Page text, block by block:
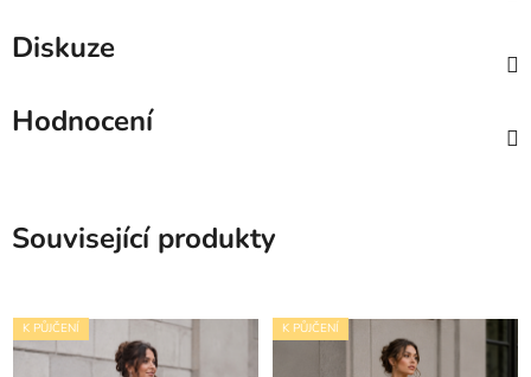
Diskuze
Hodnocení
Související produkty
K PŮJČENÍ K PŮJČENÍ